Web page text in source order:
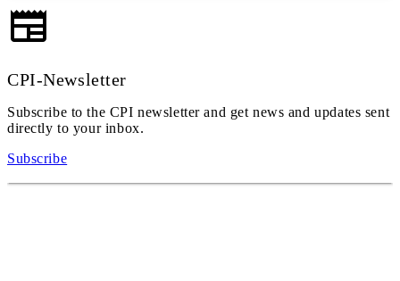
CPI-Newsletter
Subscribe to the CPI newsletter and get news and updates sent
directly to your inbox.
Subscribe